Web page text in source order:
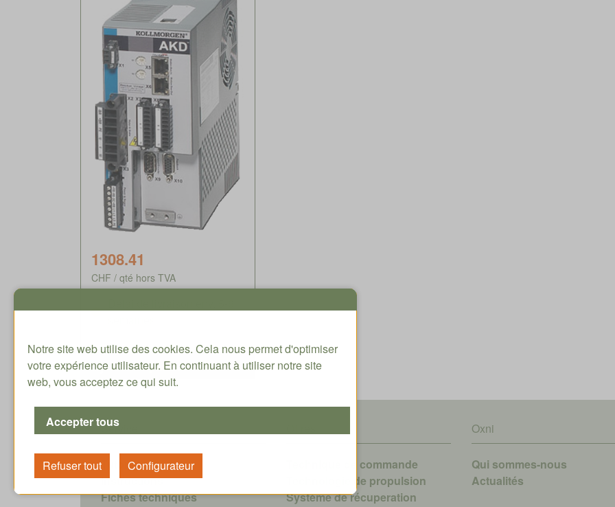
1308.41
CHF / qté hors TVA
Service
Tutoriaux
Instructions
Fiches techniques
Technique de commande
Technologie de propulsion
Système de récuperation
Oxni
Qui sommes-nous
Actualités
Notre site web utilise des cookies. Cela nous permet d'optimiser
votre expérience utilisateur. En continuant à utiliser notre site
web, vous acceptez ce qui suit.